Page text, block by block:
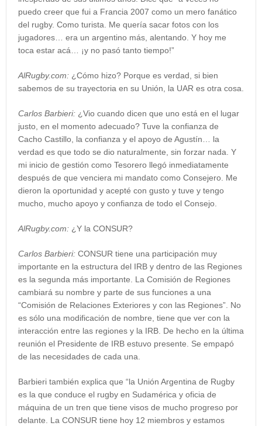
puedo creer que fui a Francia 2007 como un mero fanático
del rugby. Como turista. Me quería sacar fotos con los
jugadores… era un argentino más, alentando. Y hoy me
toca estar acá… ¡y no pasó tanto tiempo!”
AlRugby.com: ¿Cómo hizo? Porque es verdad, si bien
sabemos de su trayectoria en su Unión, la UAR es otra cosa.
Carlos Barbieri: ¿Vio cuando dicen que uno está en el lugar
justo, en el momento adecuado? Tuve la confianza de
Cacho Castillo, la confianza y el apoyo de Agustín… la
verdad es que todo se dio naturalmente, sin forzar nada. Y
mi inicio de gestión como Tesorero llegó inmediatamente
después de que venciera mi mandato como Consejero. Me
dieron la oportunidad y acepté con gusto y tuve y tengo
mucho, mucho apoyo y confianza de todo el Consejo.
AlRugby.com: ¿Y la CONSUR?
Carlos Barbieri: CONSUR tiene una participación muy
importante en la estructura del IRB y dentro de las Regiones
es la segunda más importante. La Comisión de Regiones
cambiará su nombre y parte de sus funciones a una
“Comisión de Relaciones Exteriores y con las Regiones”. No
es sólo una modificación de nombre, tiene que ver con la
interacción entre las regiones y la IRB. De hecho en la última
reunión el Presidente de IRB estuvo presente. Se empapó
de las necesidades de cada una.
Barbieri también explica que “la Unión Argentina de Rugby
es la que conduce el rugby en Sudamérica y oficia de
máquina de un tren que tiene visos de mucho progreso por
delante. La CONSUR tiene hoy 12 miembros y estamos